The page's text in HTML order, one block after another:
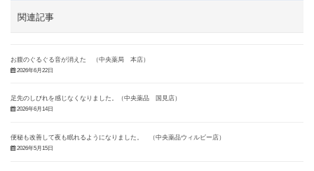
関連記事
お腹のぐるぐる音が消えた （中央薬局 本店）
2026年6月22日
足先のしびれを感じなくなりました。（中央薬品 国見店）
2026年6月14日
便秘も改善して夜も眠れるようになりました。 （中央薬品ウィルビー店）
2026年5月15日